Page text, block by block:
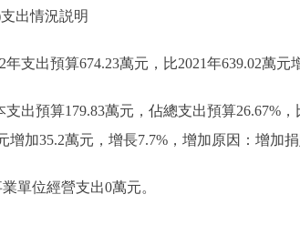
情況説明
出預算674.23萬元，比2021年639.02萬元增
預算179.83萬元，佔總支出預算26.67%，
增加35.2萬元，增長7.7%，增加原因：增加
位經營支出0萬元。